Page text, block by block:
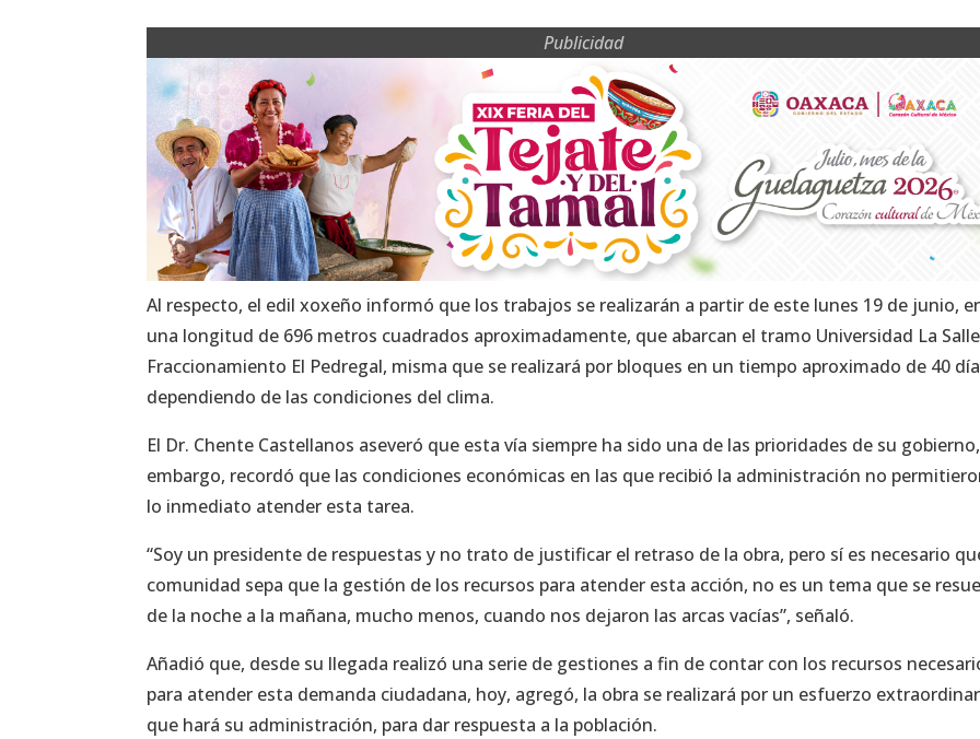
Publicidad
Al respecto, el edil xoxeño informó que los trabajos se realizarán a partir de este lunes 19 de junio,
una longitud de 696 metros cuadrados aproximadamente, que abarcan el tramo Universidad La
Fraccionamiento El Pedregal, misma que se realizará por bloques en un tiempo aproximado de 40
dependiendo de las condiciones del clima.
El Dr. Chente Castellanos aseveró que esta vía siempre ha sido una de las prioridades de su
embargo, recordó que las condiciones económicas en las que recibió la administración no
lo inmediato atender esta tarea.
“Soy un presidente de respuestas y no trato de justificar el retraso de la obra, pero sí es necesario
comunidad sepa que la gestión de los recursos para atender esta acción, no es un tema que se
de la noche a la mañana, mucho menos, cuando nos dejaron las arcas vacías”, señaló.
Añadió que, desde su llegada realizó una serie de gestiones a fin de contar con los recursos
para atender esta demanda ciudadana, hoy, agregó, la obra se realizará por un esfuerzo
que hará su administración, para dar respuesta a la población.